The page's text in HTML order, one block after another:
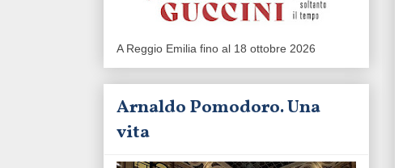
A Reggio Emilia fino al 18 ottobre 2026
Arnaldo Pomodoro. Una
vita